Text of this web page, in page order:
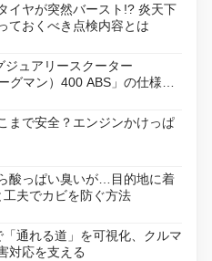
イヤが突然バースト!? 炎天下
ておくべき点検内容とは
ジュアリースクーター
グマン）400 ABS」の仕様を
売
まで安全？エンジンかけっぱ
酸っぱい臭いが…目的地に着
工夫でカビを防ぐ方法
通れる道」を可視化、クルマ
対応を支える